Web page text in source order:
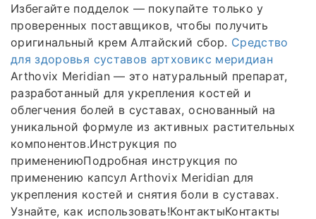
Избегайте подделок — покупайте только у
проверенных поставщиков, чтобы получить
оригинальный крем Алтайский сбор. Средство
для здоровья суставов артховикс меридиан
Arthovix Meridian — это натуральный препарат,
разработанный для укрепления костей и
облегчения болей в суставах, основанный на
уникальной формуле из активных растительных
компонентов.Инструкция по
применениюПодробная инструкция по
применению капсул Arthovix Meridian для
укрепления костей и снятия боли в суставах.
Узнайте, как использовать!КонтактыКонтакты